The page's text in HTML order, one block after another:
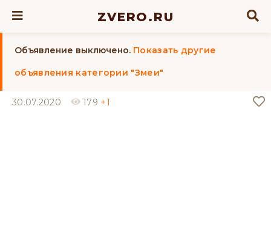
ZVERO.RU
Объявление выключено. Показать другие
объявления категории "Змеи"
30.07.2020 179 +1